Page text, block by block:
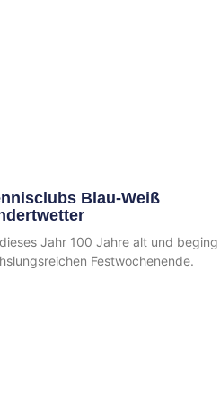
Blau-Weiß
Jahr 100 Jahre alt und beging
Festwochenende.